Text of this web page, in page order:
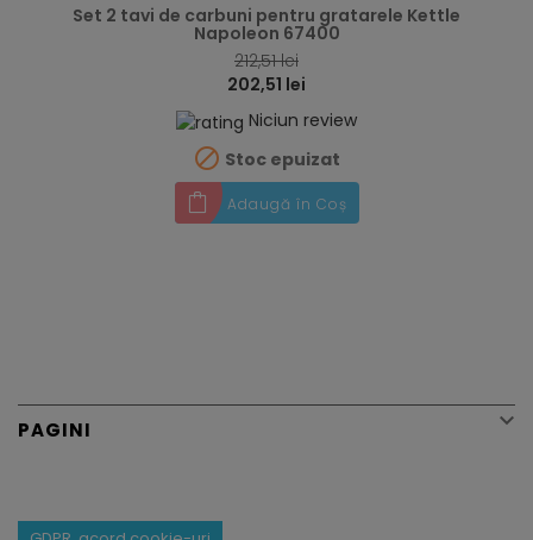
Set 2 tavi de carbuni pentru gratarele Kettle
Napoleon 67400
212,51 lei
202,51 lei
Niciun review
 Stoc epuizat
Adaugă în Coș
PAGINI 